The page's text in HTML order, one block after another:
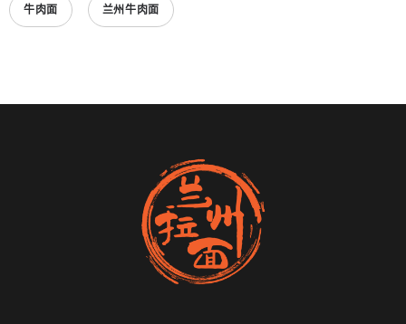
牛肉面 兰州牛肉面